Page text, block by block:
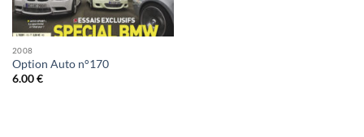
2008
Option Auto n°170
6.00€